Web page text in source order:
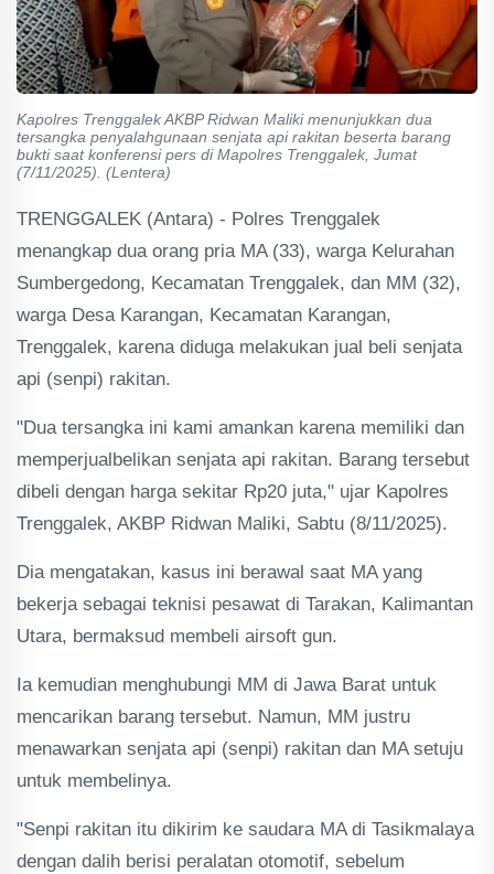
Kapolres Trenggalek AKBP Ridwan Maliki menunjukkan dua
tersangka penyalahgunaan senjata api rakitan beserta barang
bukti saat konferensi pers di Mapolres Trenggalek, Jumat
(7/11/2025). (Lentera)
TRENGGALEK (Antara) - Polres Trenggalek
menangkap dua orang pria MA (33), warga Kelurahan
Sumbergedong, Kecamatan Trenggalek, dan MM (32),
warga Desa Karangan, Kecamatan Karangan,
Trenggalek, karena diduga melakukan jual beli senjata
api (senpi) rakitan.
"Dua tersangka ini kami amankan karena memiliki dan
memperjualbelikan senjata api rakitan. Barang tersebut
dibeli dengan harga sekitar Rp20 juta," ujar Kapolres
Trenggalek, AKBP Ridwan Maliki, Sabtu (8/11/2025).
Dia mengatakan, kasus ini berawal saat MA yang
bekerja sebagai teknisi pesawat di Tarakan, Kalimantan
Utara, bermaksud membeli airsoft gun.
Ia kemudian menghubungi MM di Jawa Barat untuk
mencarikan barang tersebut. Namun, MM justru
menawarkan senjata api (senpi) rakitan dan MA setuju
untuk membelinya.
"Senpi rakitan itu dikirim ke saudara MA di Tasikmalaya
dengan dalih berisi peralatan otomotif, sebelum